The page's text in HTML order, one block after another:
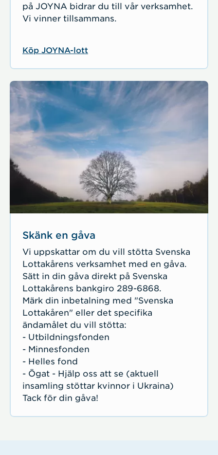
på JOYNA bidrar du till vår verksamhet.
Vi vinner tillsammans.
Köp JOYNA-lott
Skänk en gåva
Vi uppskattar om du vill stötta Svenska
Lottakårens verksamhet med en gåva.
Sätt in din gåva direkt på Svenska
Lottakårens bankgiro 289-6868.
Märk din inbetalning med "Svenska
Lottakåren" eller det specifika
ändamålet du vill stötta:
- Utbildningsfonden
- Minnesfonden
- Helles fond
- Ögat - Hjälp oss att se (aktuell
insamling stöttar kvinnor i Ukraina)
Tack för din gåva!